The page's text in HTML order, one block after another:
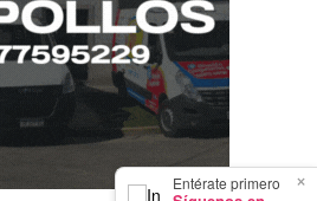
×
Entérate primero